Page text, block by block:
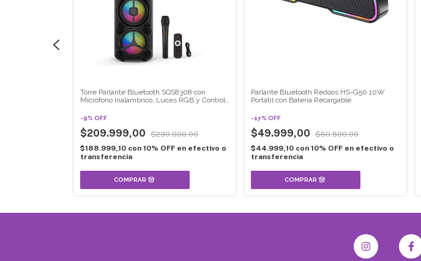
Torre Parlante Bluetooth SQS8308 con
Micrófono Inalámbrico, Luces RGB y Control
-9% OFF
$209.999,00
$230.000,00
$188.999,10 con 10% OFF en efectivo o
transferencia
Parlante Bluetooth Redoos HS-G50 10W
Portátil con Batería Recargable
-17% OFF
$49.999,00
$60.500,00
$44.999,10 con 10% OFF en efectivo o
transferencia